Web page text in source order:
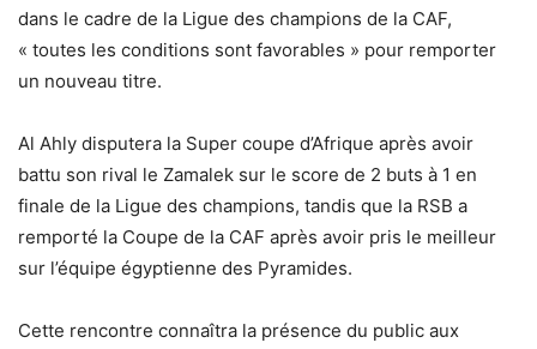
dans le cadre de la Ligue des champions de la CAF,
« toutes les conditions sont favorables » pour remporter
un nouveau titre.
Al Ahly disputera la Super coupe d’Afrique après avoir
battu son rival le Zamalek sur le score de 2 buts à 1 en
finale de la Ligue des champions, tandis que la RSB a
remporté la Coupe de la CAF après avoir pris le meilleur
sur l’équipe égyptienne des Pyramides.
Cette rencontre connaîtra la présence du public aux